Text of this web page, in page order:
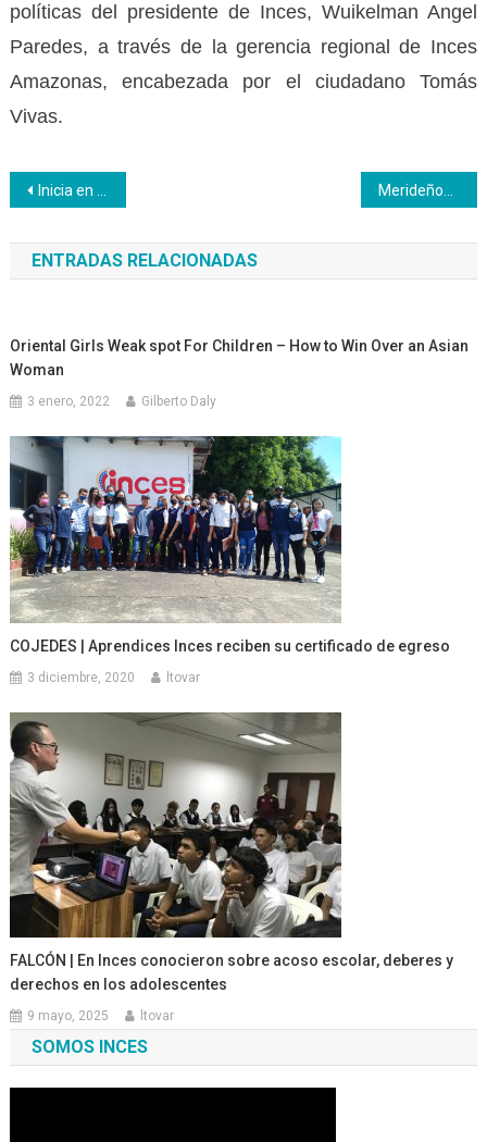
políticas del presidente de Inces, Wuikelman Angel
Paredes, a través de la gerencia regional de Inces
Amazonas, encabezada por el ciudadano Tomás
Vivas.
Navegación
de
entradas
Inicia en Belice tercer ciclo de formación técnica-productiva con apoyo del Inces
ENTRADAS RELACIONADAS
Oriental Girls Weak spot For Children – How to Win Over an Asian
Woman
3 enero, 2022 Gilberto Daly
COJEDES | Aprendices Inces reciben su certificado de egreso
3 diciembre, 2020 ltovar
FALCÓN | En Inces conocieron sobre acoso escolar, deberes y
derechos en los adolescentes
9 mayo, 2025 ltovar
SOMOS INCES